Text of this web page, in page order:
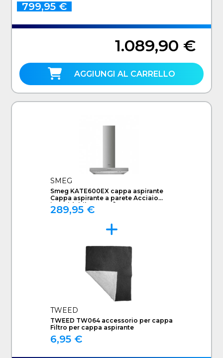
799,95 €
1.089,90 €
AGGIUNGI AL CARRELLO
SMEG
Smeg KATE600EX cappa aspirante
Cappa aspirante a parete Acciaio
inossidabile 581 m³/h C
289,95 €
TWEED
TWEED TW064 accessorio per cappa
Filtro per cappa aspirante
6,95 €